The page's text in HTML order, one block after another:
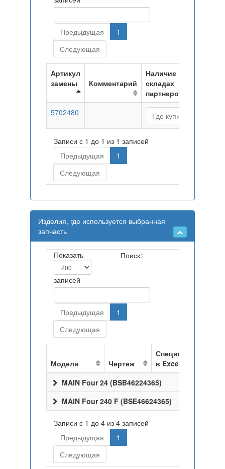
Предыдущая
1
Следующая
Артикул
замены
Комментарий
Наличие на
складах
партнеров
5702480
Где купить
Записи с 1 до 1 из 1 записей
Предыдущая
1
Следующая
Изделия, где используется выбранная
запчасть
Показать
записей
Поиск:
Предыдущая
1
Следующая
Модели Чертеж
Спецификация
в Excel
MAIN Four 24 (BSB46224365)
MAIN Four 240 F (BSE46624365)
Записи с 1 до 4 из 4 записей
Предыдущая
1
Следующая